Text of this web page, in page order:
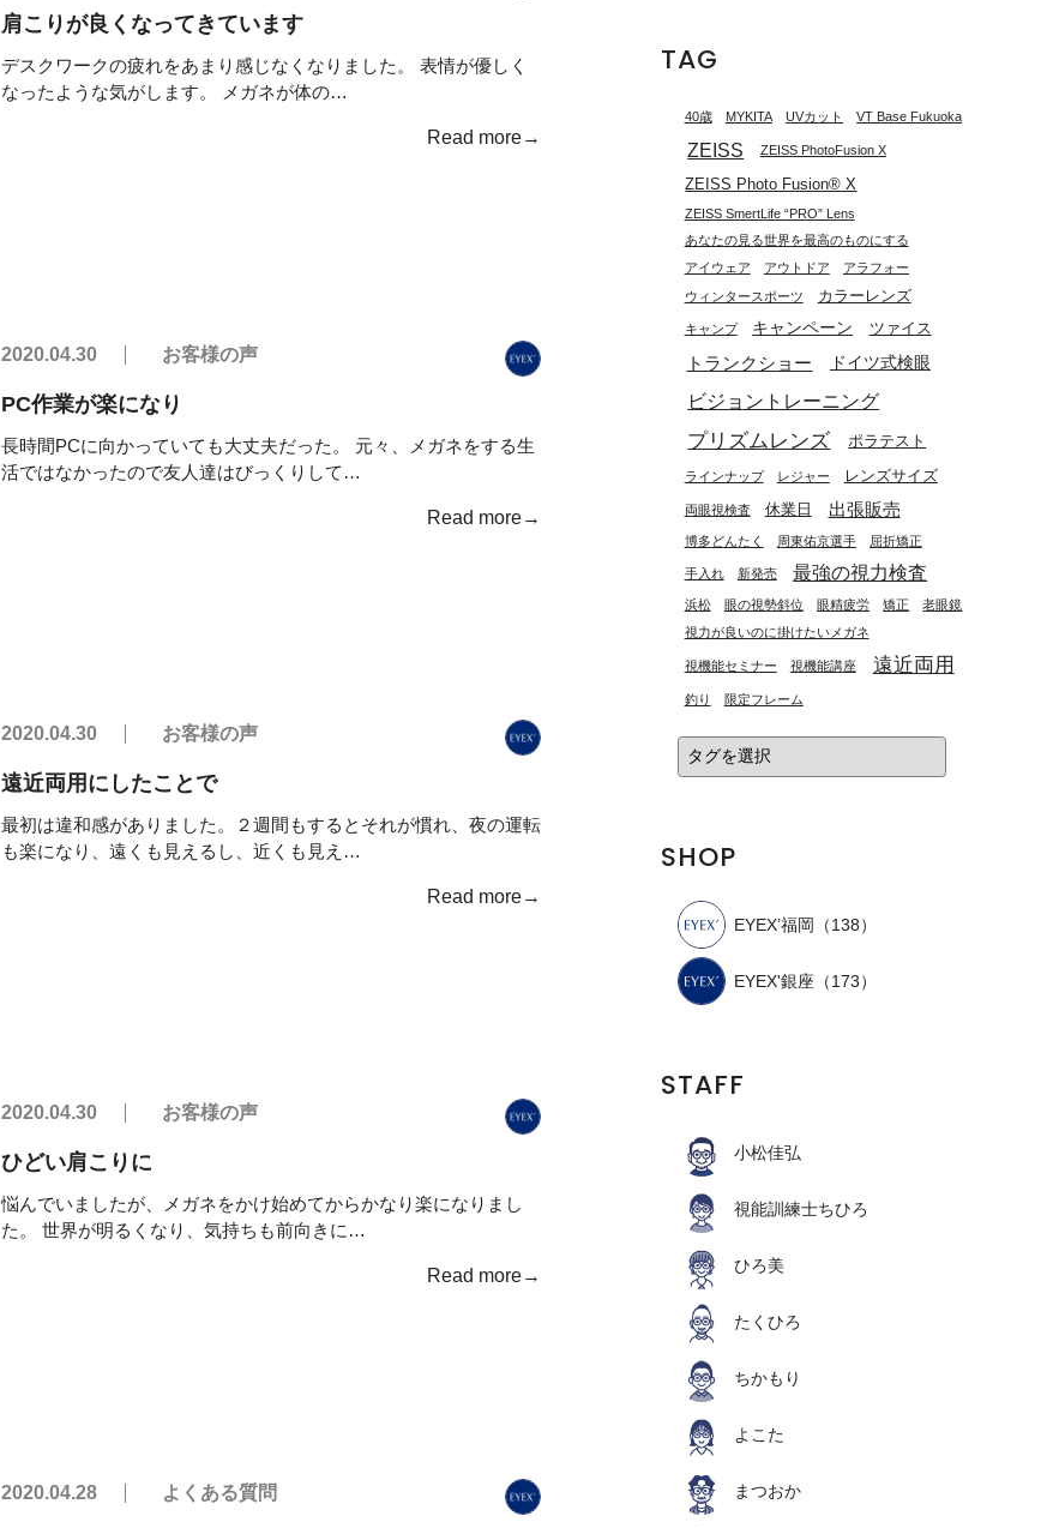
肩こりが良くなってきています
デスクワークの疲れをあまり感じなくなりました。 表情が優しく
なったような気がします。 メガネが体の…
Read more→
2020.04.30 お客様の声
PC作業が楽になり
長時間PCに向かっていても大丈夫だった。 元々、メガネをする生
活ではなかったので友人達はびっくりして…
Read more→
2020.04.30 お客様の声
遠近両用にしたことで
最初は違和感がありました。２週間もするとそれが慣れ、夜の運転
も楽になり、遠くも見えるし、近くも見え…
Read more→
2020.04.30 お客様の声
ひどい肩こりに
悩んでいましたが、メガネをかけ始めてからかなり楽になりまし
た。 世界が明るくなり、気持ちも前向きに…
Read more→
2020.04.28 よくある質問
TAG
40歳 MYKITA UVカット VT Base Fukuoka
ZEISS ZEISS PhotoFusion X
ZEISS Photo Fusion®︎ X
ZEISS SmertLife “PRO” Lens
あなたの見る世界を最高のものにする
アイウェア
アウトドア アラフォー
ウィンタースポーツ カラーレンズ
キャンプ キャンペーン ツァイス
トランクショー ドイツ式検眼
ビジョントレーニング
プリズムレンズ ポラテスト
ラインナップ レジャー レンズサイズ
両眼視検査 休業日 出張販売
博多どんたく 周東佑京選手 屈折矯正
手入れ 新発売 最強の視力検査
浜松 眼の視勢斜位 眼精疲労 矯正
老眼鏡
視力が良いのに掛けたいメガネ
視機能セミナー 視機能講座 遠近両用
釣り 限定フレーム
SHOP
EYEX’福岡 （138）
EYEX'銀座 （173）
STAFF
小松佳弘
視能訓練士ちひろ
ひろ美
たくひろ
ちかもり
よこた
まつおか